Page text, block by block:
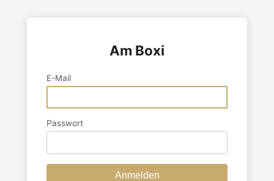
Am Boxi
E-Mail
Passwort
Anmelden